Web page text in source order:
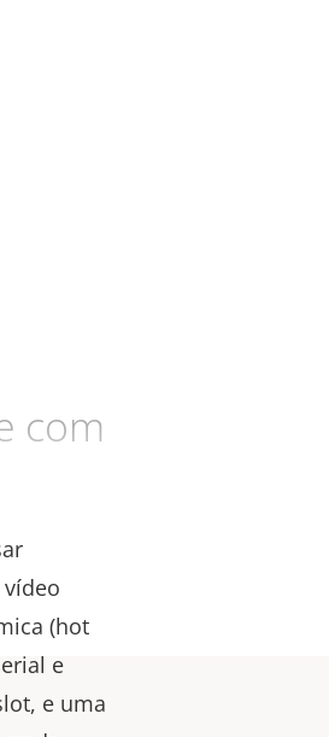
com
(hot
e
e uma